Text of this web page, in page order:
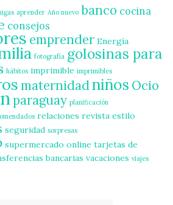
aprender Año nuevo banco cocina
consejos
emprender Energía
fotografía golosinas para
hábitos imprimible imprimibles
maternidadniños Ocio
paraguay planificación
relaciones revista estilo
seguridad sorpresas
supermercado online tarjetas de
bancarias vacaciones viajes